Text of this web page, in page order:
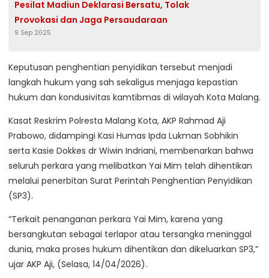
Pesilat Madiun Deklarasi Bersatu, Tolak
Provokasi dan Jaga Persaudaraan
9 Sep 2025
Keputusan penghentian penyidikan tersebut menjadi
langkah hukum yang sah sekaligus menjaga kepastian
hukum dan kondusivitas kamtibmas di wilayah Kota Malang.
Kasat Reskrim Polresta Malang Kota, AKP Rahmad Aji
Prabowo, didampingi Kasi Humas Ipda Lukman Sobhikin
serta Kasie Dokkes dr Wiwin Indriani, membenarkan bahwa
seluruh perkara yang melibatkan Yai Mim telah dihentikan
melalui penerbitan Surat Perintah Penghentian Penyidikan
(SP3).
“Terkait penanganan perkara Yai Mim, karena yang
bersangkutan sebagai terlapor atau tersangka meninggal
dunia, maka proses hukum dihentikan dan dikeluarkan SP3,”
ujar AKP Aji, (Selasa, 14/04/2026).